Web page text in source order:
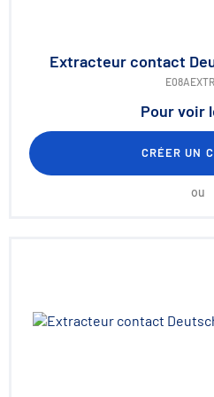
Extracteur contact
Pour voir
CRÉER UN
ou